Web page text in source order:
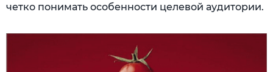
четко понимать особенности целевой аудитории.